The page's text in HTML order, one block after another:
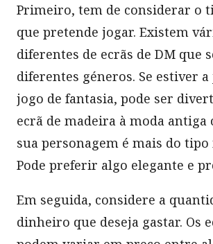
Primeiro, tem de considerar o
que pretende jogar. Existem
diferentes de ecrãs de DM que
diferentes géneros. Se estiver
jogo de fantasia, pode ser
ecrã de madeira à moda antiga
sua personagem é mais do
Pode preferir algo elegante e
Em seguida, considere a
dinheiro que deseja gastar. Os